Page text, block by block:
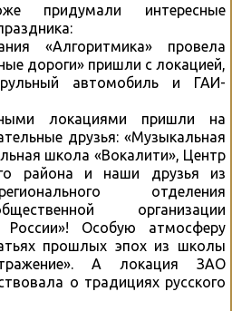
придумали интересные
«Алгоритмика» провела
дороги» пришли с локацией,
автомобиль и ГАИ-
локациями пришли на
друзья: «Музыкальная
школа «Вокалити», Центр
района и наши друзья из
отделения
организации
России»! Особую атмосферу
прошлых эпох из школы
А локация ЗАО
о традициях русского